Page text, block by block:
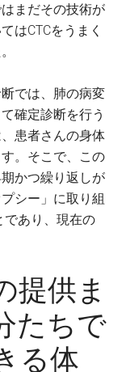
まだその技術が
はCTCをうまく
では、肺の病変
確定診断を行う
患者さんの身体
。そこで、この
かつ繰り返しが
シー」に取り組
であり、現在の
提供ま
たちで
る体